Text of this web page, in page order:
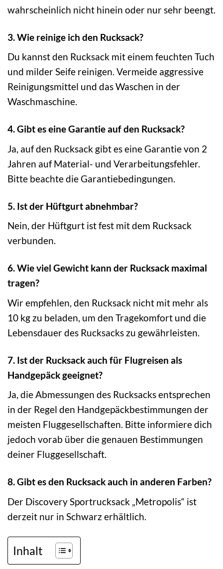
wahrscheinlich nicht hinein oder nur sehr beengt.
3. Wie reinige ich den Rucksack?
Du kannst den Rucksack mit einem feuchten Tuch
und milder Seife reinigen. Vermeide aggressive
Reinigungsmittel und das Waschen in der
Waschmaschine.
4. Gibt es eine Garantie auf den Rucksack?
Ja, auf den Rucksack gibt es eine Garantie von 2
Jahren auf Material- und Verarbeitungsfehler.
Bitte beachte die Garantiebedingungen.
5. Ist der Hüftgurt abnehmbar?
Nein, der Hüftgurt ist fest mit dem Rucksack
verbunden.
6. Wie viel Gewicht kann der Rucksack maximal
tragen?
Wir empfehlen, den Rucksack nicht mit mehr als
10 kg zu beladen, um den Tragekomfort und die
Lebensdauer des Rucksacks zu gewährleisten.
7. Ist der Rucksack auch für Flugreisen als
Handgepäck geeignet?
Ja, die Abmessungen des Rucksacks entsprechen
in der Regel den Handgepäckbestimmungen der
meisten Fluggesellschaften. Bitte informiere dich
jedoch vorab über die genauen Bestimmungen
deiner Fluggesellschaft.
8. Gibt es den Rucksack auch in anderen Farben?
Der Discovery Sportrucksack „Metropolis“ ist
derzeit nur in Schwarz erhältlich.
Inhalt